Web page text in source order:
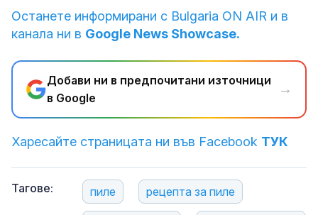
Останете информирани с Bulgaria ON AIR и в
канала ни в Google News Showcase.
Добави ни в предпочитани източници
в Google
→
Харесайте страницата ни във Facebook ТУК
Тагове: пиле рецепта за пиле